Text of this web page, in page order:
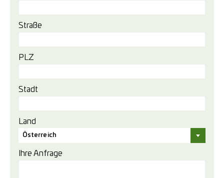
Straße
PLZ
Stadt
Land
Österreich
Ihre Anfrage